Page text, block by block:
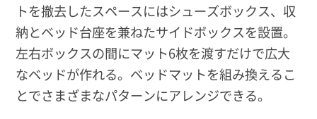
トを撤去したスペースにはシューズボックス、収
納とベッド台座を兼ねたサイドボックスを設置。
左右ボックスの間にマット6枚を渡すだけで広大
なベッドが作れる。ベッドマットを組み換えるこ
とでさまざまなパターンにアレンジできる。